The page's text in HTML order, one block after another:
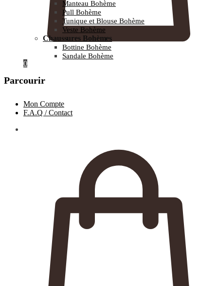
0
Manteau Bohème
Pull Bohème
Tunique et Blouse Bohème
Veste Bohème
Chaussures Bohèmes
Bottine Bohème
Sandale Bohème
Parcourir
Mon Compte
F.A.Q / Contact